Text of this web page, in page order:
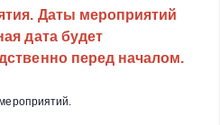
Даты мероприятий
дата будет
перед началом.